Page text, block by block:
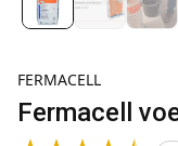
FERMACELL
Fermacell